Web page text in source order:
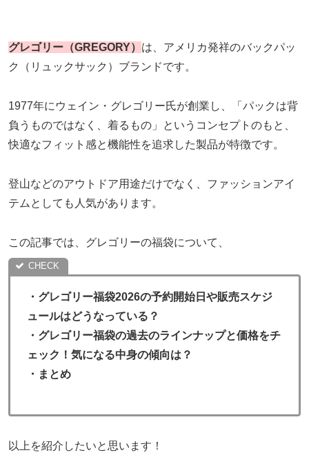
グレゴリー（GREGORY） は、アメリカ発祥のバックパッ
ク（リュックサック）ブランドです。
1977年にウェイン・グレゴリー氏が創業し、「パックは背
負うものではなく、着るもの」というコンセプトのもと、
快適なフィット感と機能性を追求した製品が特徴です。
登山などのアウトドア用途だけでなく、ファッションアイ
テムとしても人気があります。
この記事では、グレゴリーの福袋について、
・ グレゴリー福袋2026の予約開始日や販売スケジ
ュールはどうなっている？
・グレゴリー福袋の過去のラインナップと価格をチ
ェック！気になる中身の傾向は？
・ まとめ
以上を紹介したいと思います！